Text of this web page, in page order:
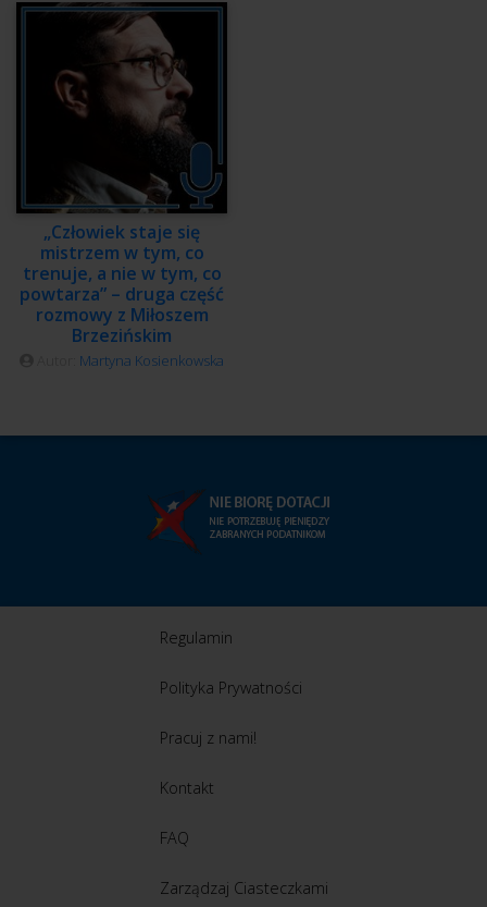
„Człowiek staje się
mistrzem w tym, co
trenuje, a nie w tym, co
powtarza” – druga część
rozmowy z Miłoszem
Brzezińskim
Martyna Kosienkowska
Regulamin
Polityka Prywatności
Pracuj z nami!
Kontakt
FAQ
Zarządzaj Ciasteczkami